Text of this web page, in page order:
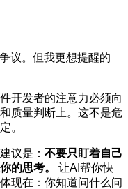
议。但我更想提醒的
开发者的注意力必须向
质量判断上。这不是危
。
议是： 不要只盯着自己
的思考。
让AI帮你快
现在：你知道问什么问